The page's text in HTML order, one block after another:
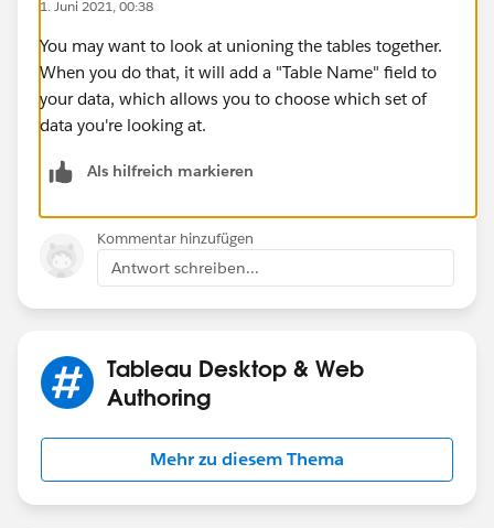
1. Juni 2021, 00:38
You may want to look at unioning the tables together.
When you do that, it will add a "Table Name" field to
your data, which allows you to choose which set of
data you're looking at.
Als hilfreich markieren
Kommentar hinzufügen
Antwort schreiben...
Tableau Desktop & Web
Authoring
Mehr zu diesem Thema